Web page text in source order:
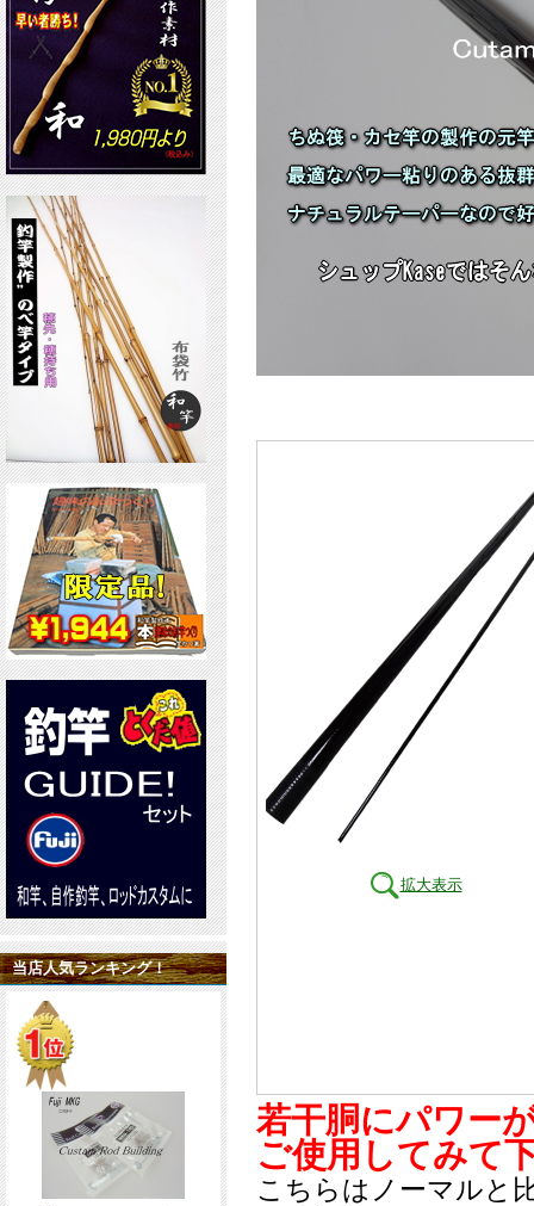
当店人気ランキング！
拡大表示
若干胴にパワー
ご使用してみて
こちらはノーマルと